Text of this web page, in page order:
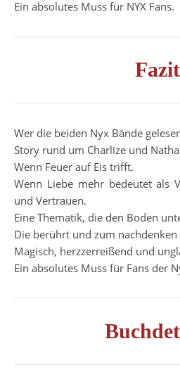
Ein absolutes Muss für NYX Fans.
Fazit
Wer die beiden Nyx Bände
Story rund um Charlize und
Wenn Feuer auf Eis trifft.
Wenn Liebe mehr bedeutet als
und Vertrauen.
Eine Thematik, die den Boden
Die berührt und zum
Magisch, herzzerreißend und
Ein absolutes Muss für Fans der